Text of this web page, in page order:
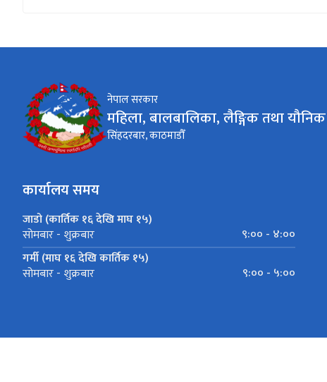
नेपाल सरकार
महिला, बालबालिका, लैङ्गिक तथा
सिंहदरबार, काठमाडौँ
कार्यालय समय
जाडो (कार्तिक १६ देखि माघ १५)
सोमबार - शुक्रबार
९:०० - ४:००
गर्मी (माघ १६ देखि कार्तिक १५)
सोमबार - शुक्रबार ९:०० - ५:००